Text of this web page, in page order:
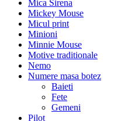
Mica Sirena
Mickey Mouse
Micul print
Minioni
Minnie Mouse
Motive traditionale
Nemo
Numere masa botez
Baieti
Fete
Gemeni
Pilot